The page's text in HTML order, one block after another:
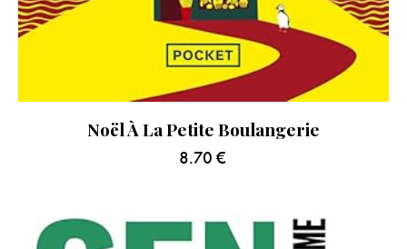
Noël À La Petite Boulangerie
8.70 €